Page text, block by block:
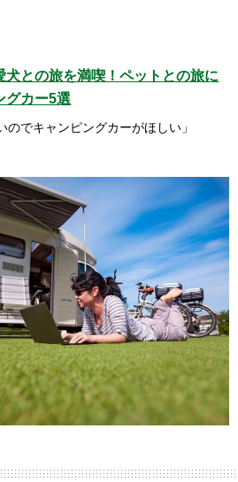
犬との旅を満喫！ペットとの旅に
グカー5選
のでキャンピングカーがほしい」